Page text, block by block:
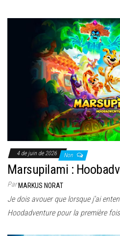
4 de juin de 2026 Non
Marsupilami :
ParMARKUS NORAT
Je dois avouer que lorsque j’ai
Hoodadventure pour la première